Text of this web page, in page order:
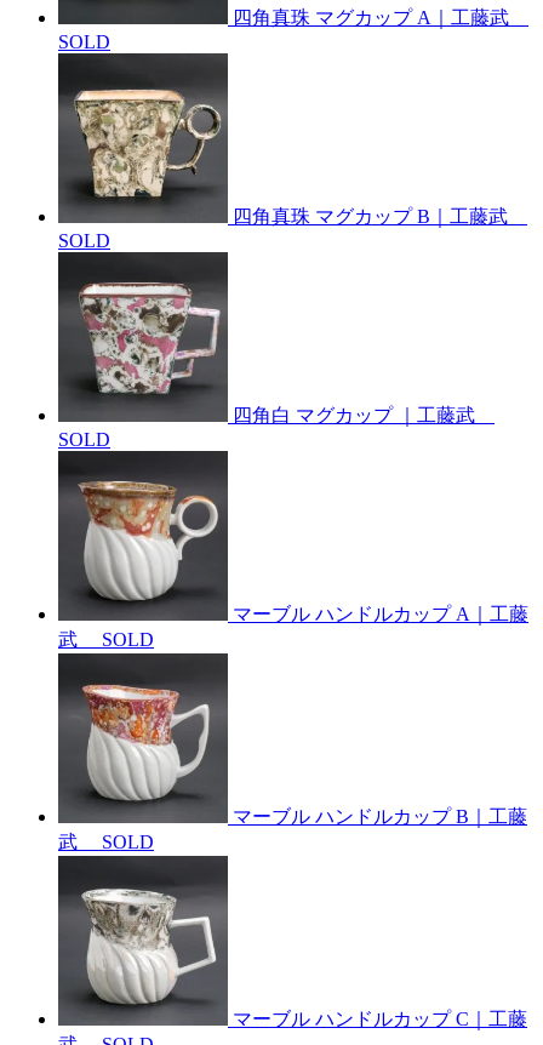
四角真珠 マグカップ A｜工藤武
SOLD
四角真珠 マグカップ B｜工藤武
SOLD
四角白 マグカップ ｜工藤武
SOLD
マーブル ハンドルカップ A｜工藤
武
SOLD
マーブル ハンドルカップ B｜工藤
武
SOLD
マーブル ハンドルカップ C｜工藤